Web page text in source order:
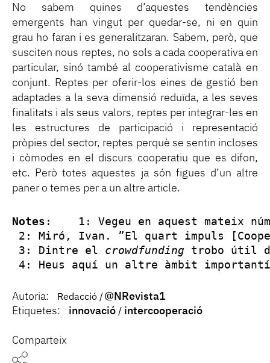
No sabem quines d’aquestes tendències
emergents han vingut per quedar-se, ni en quin
grau ho faran i es generalitzaran. Sabem, però, que
susciten nous reptes, no sols a cada cooperativa en
particular, sinó també al cooperativisme català en
conjunt. Reptes per oferir-los eines de gestió ben
adaptades a la seva dimensió reduïda, a les seves
finalitats i als seus valors, reptes per integrar-les en
les estructures de participació i representació
pròpies del sector, reptes perquè se sentin incloses
i còmodes en el discurs cooperatiu que es difon,
etc. Però totes aquestes ja són figues d’un altre
paner o temes per a un altre article.
Notes :
1: Vegeu en aquest mateix
2: Miró, Ivan. ”El quart impuls
3: Dintre el crowdfunding
4: Heus aquí un altre àmbit
Autoria: Redacció
@NRevista1
Etiquetes:
innovació intercooperació
Comparteix